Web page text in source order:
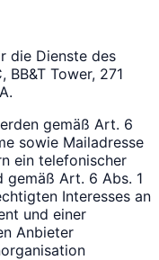
die Dienste des
Tower, 271
gemäß Art. 6
sowie Mailadresse
ein telefonischer
gemäß Art. 6 Abs. 1
Interesses an
und einer
Anbieter